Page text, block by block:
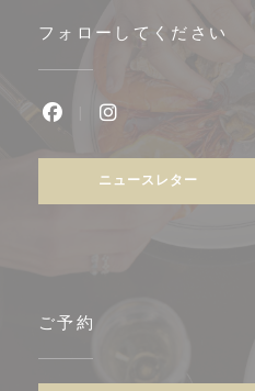
フォローしてください
ニュースレター
ご予約